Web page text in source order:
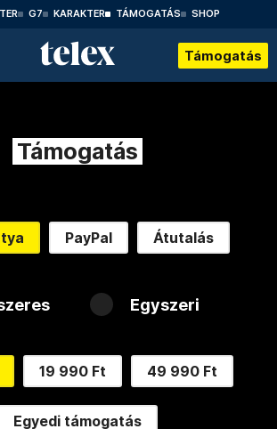
G7 KARAKTER TÁMOGATÁS SHOP
Támogatás
Támogatás
PayPal Átutalás
Egyszeri
19 990 Ft 49 990 Ft
Egyedi támogatás